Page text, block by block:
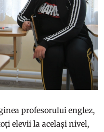
profesorului englez,
elevii la același nivel,